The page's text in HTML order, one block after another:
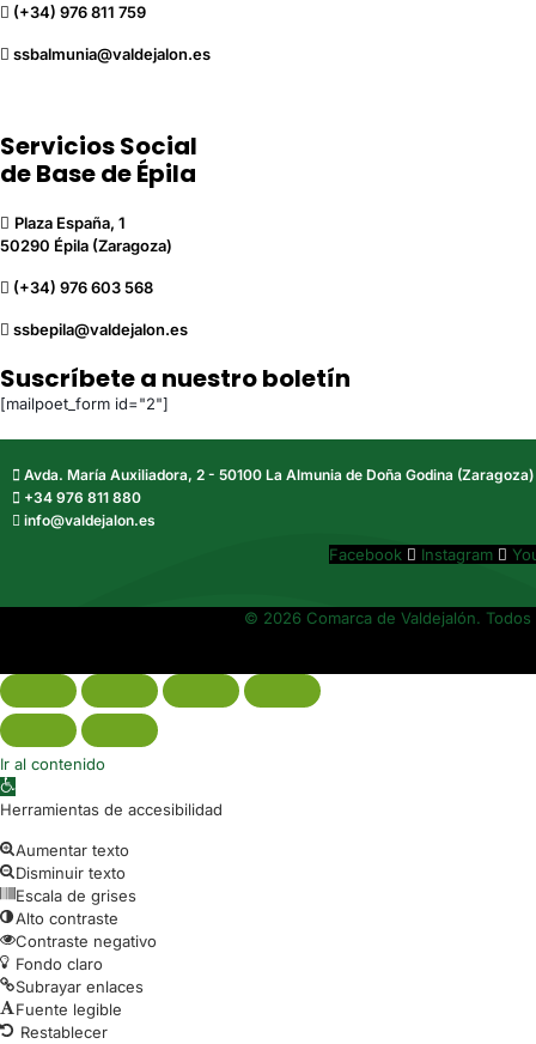
(+34) 976 811 759
ssbalmunia@valdejalon.es
Servicios Social
de Base de Épila
Plaza España, 1
50290 Épila (Zaragoza)
(+34) 976 603 568
ssbepila@valdejalon.es
Suscríbete a nuestro boletín
[mailpoet_form id="2"]
Avda. María Auxiliadora, 2 - 50100 La Almunia de Doña Godina (Zaragoza)
+34 976 811 880
info@valdejalon.es
Facebook Instagram
© 2026 Comarca de Valdejalón.
Ir al contenido
Abrir barra de herramientas
Herramientas de accesibilidad
Aumentar texto
Disminuir texto
Escala de grises
Alto contraste
Contraste negativo
Fondo claro
Subrayar enlaces
Fuente legible
Restablecer